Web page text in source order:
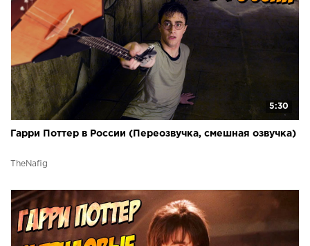
5:30
Гарри Поттер в России (Переозвучка, смешная озвучка)
TheNafig